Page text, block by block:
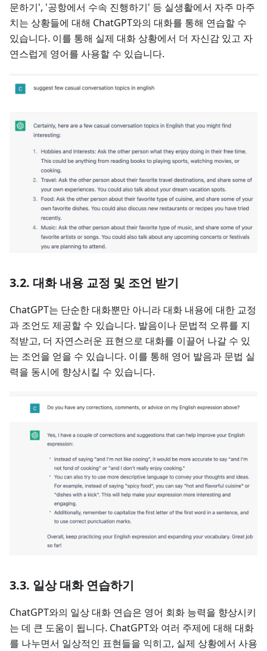
문하기', '공항에서 수속 진행하기' 등 실생활에서 자주 마주
치는 상황들에 대해 ChatGPT와의 대화를 통해 연습할 수
있습니다. 이를 통해 실제 대화 상황에서 더 자신감 있고 자
연스럽게 영어를 사용할 수 있습니다.
3.2. 대화 내용 교정 및 조언 받기
ChatGPT는 단순한 대화뿐만 아니라 대화 내용에 대한 교정
과 조언도 제공할 수 있습니다. 발음이나 문법적 오류를 지
적받고, 더 자연스러운 표현으로 대화를 이끌어 나갈 수 있
는 조언을 얻을 수 있습니다. 이를 통해 영어 발음과 문법 실
력을 동시에 향상시킬 수 있습니다.
3.3. 일상 대화 연습하기
ChatGPT와의 일상 대화 연습은 영어 회화 능력을 향상시키
는 데 큰 도움이 됩니다. ChatGPT와 여러 주제에 대해 대화
를 나누면서 일상적인 표현들을 익히고, 실제 상황에서 사용